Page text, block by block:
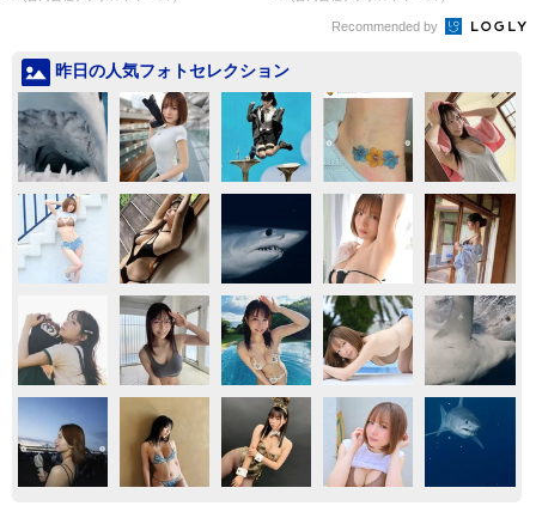
Recommended by
昨日の人気フォトセレクション